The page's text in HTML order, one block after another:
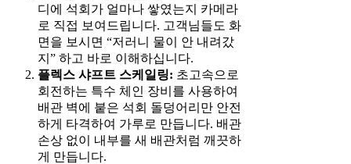
디에 석회가 얼마나 쌓였는지 카메라
로 직접 보여드립니다. 고객님들도 화
면을 보시면 “저러니 물이 안 내려갔
지” 하고 바로 이해하십니다.
플렉스 샤프트 스케일링: 초고속으로
회전하는 특수 체인 장비를 사용하여
배관 벽에 붙은 석회 돌덩어리만 안전
하게 타격하여 가루로 만듭니다. 배관
손상 없이 내부를 새 배관처럼 깨끗하
게 만듭니다.